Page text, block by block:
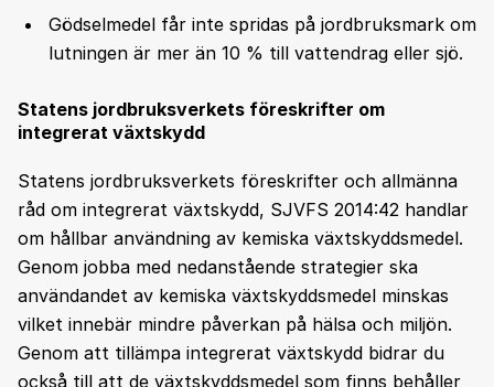
Gödselmedel får inte spridas på jordbruksmark om
lutningen är mer än 10 % till vattendrag eller sjö.
Statens jordbruksverkets föreskrifter om
integrerat växtskydd
Statens jordbruksverkets föreskrifter och allmänna
råd om integrerat växtskydd, SJVFS 2014:42 handlar
om hållbar användning av kemiska växtskyddsmedel.
Genom jobba med nedanstående strategier ska
användandet av kemiska växtskyddsmedel minskas
vilket innebär mindre påverkan på hälsa och miljön.
Genom att tillämpa integrerat växtskydd bidrar du
också till att de växtskyddsmedel som finns behåller